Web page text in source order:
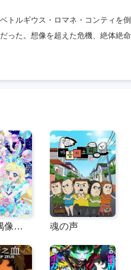
トルギウス・ロマネ・コンティを
った。想像を超えた危機、絶体絶
秘密的偶像公主 第二季 ひみつのアイプリ リング編 魂の声